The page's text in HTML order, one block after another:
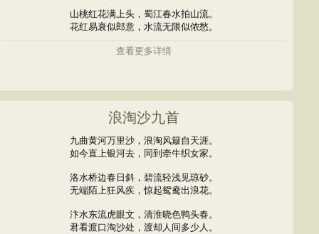
山桃红花满上头，蜀江春水拍山流。
花红易衰似郎意，水流无限似侬愁。
查看更多详情
浪淘沙九首
九曲黄河万里沙，浪淘风簸自天涯。
如今直上银河去，同到牵牛织女家。
洛水桥边春日斜，碧流轻浅见琼砂。
无端陌上狂风疾，惊起鸳鸯出浪花。
汴水东流虎眼文，清淮晓色鸭头春。
君看渡口淘沙处，渡却人间多少人。